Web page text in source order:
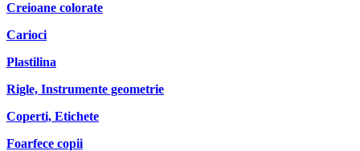
Creioane colorate
Carioci
Plastilina
Rigle, Instrumente geometrie
Coperti, Etichete
Foarfece copii